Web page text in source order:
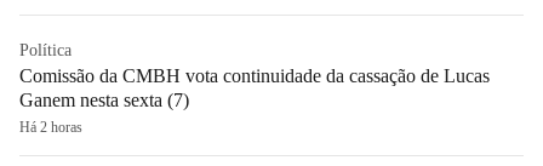
Política
Comissão da CMBH vota continuidade da cassação de Lucas
Ganem nesta sexta (7)
Há 2 horas